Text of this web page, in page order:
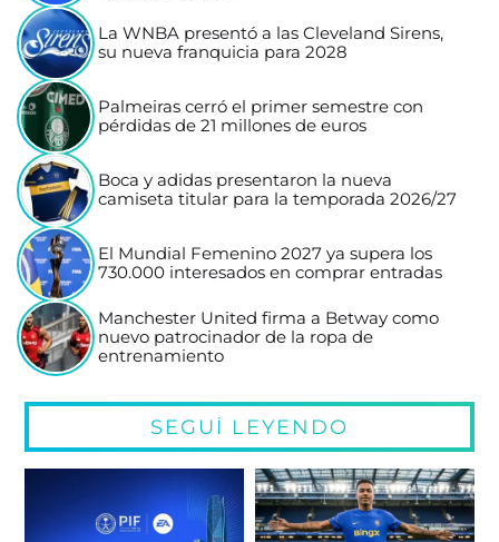
La WNBA presentó a las Cleveland Sirens,
su nueva franquicia para 2028
Palmeiras cerró el primer semestre con
pérdidas de 21 millones de euros
Boca y adidas presentaron la nueva
camiseta titular para la temporada 2026/27
El Mundial Femenino 2027 ya supera los
730.000 interesados en comprar entradas
Manchester United firma a Betway como
nuevo patrocinador de la ropa de
entrenamiento
SEGUÍ LEYENDO